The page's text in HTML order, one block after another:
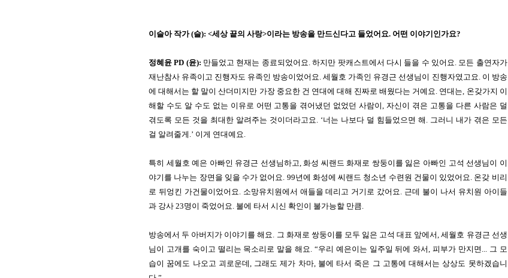
이슬아 작가 (슬): <세상 끝의 사랑>이라는 방송을 만드신다고 들었어요. 어떤 이야기인가요?
정혜윤 PD (윤): 만들었고 현재는 종료되었어요. 하지만 팟캐스트에서 다시 들을 수 있어요. 모든 출연자가
재난참사 유족이고 진행자도 유족인 방송이었어요. 세월호 가족인 유경근 선생님이 진행자였고요. 이 방송
에 대해서는 할 말이 산더미지만 가장 중요한 건 연대에 대해 진짜로 배웠다는 거예요. 연대는, 온갖가지 이
해할 수도 알 수도 없는 이유로 어떤 고통을 겪어냈던 없었던 사람이, 자신이 겪은 고통을 다른 사람은 덜
겪도록 모든 것을 최대한 알려주는 것이더라고요. ‘너는 나보다 덜 힘들었으면 해. 그러니 내가 겪은 모든
걸 알려줄게.’ 이게 연대예요.
특히 세월호 예은 아빠인 유경근 선생님하고, 화성 씨랜드 화재로 쌍둥이를 잃은 아빠인 고석 선생님이 이
야기를 나누는 장면을 잊을 수가 없어요. 99년에 화성에 씨랜드 청소년 수련원 건물이 있었어요. 온갖 비리
로 뒤엉킨 가건물이었어요. 소망유치원에서 애들을 데리고 거기로 갔어요. 근데 불이 나서 유치원 아이들
과 강사 23명이 죽었어요. 불에 타서 시신 확인이 불가능할 만큼.
방송에서 두 아버지가 이야기를 해요. 그 화재로 쌍둥이를 모두 잃은 고석 대표 앞에서, 세월호 유경근 선생
님이 고개를 숙이고 떨리는 목소리로 말을 해요. “우리 예은이는 일주일 뒤에 와서, 피부가 만지면... 그 모
습이 꿈에도 나오고 괴로운데, 그래도 제가 차마, 불에 타서 죽은 그 고통에 대해서는 상상도 못하겠습니